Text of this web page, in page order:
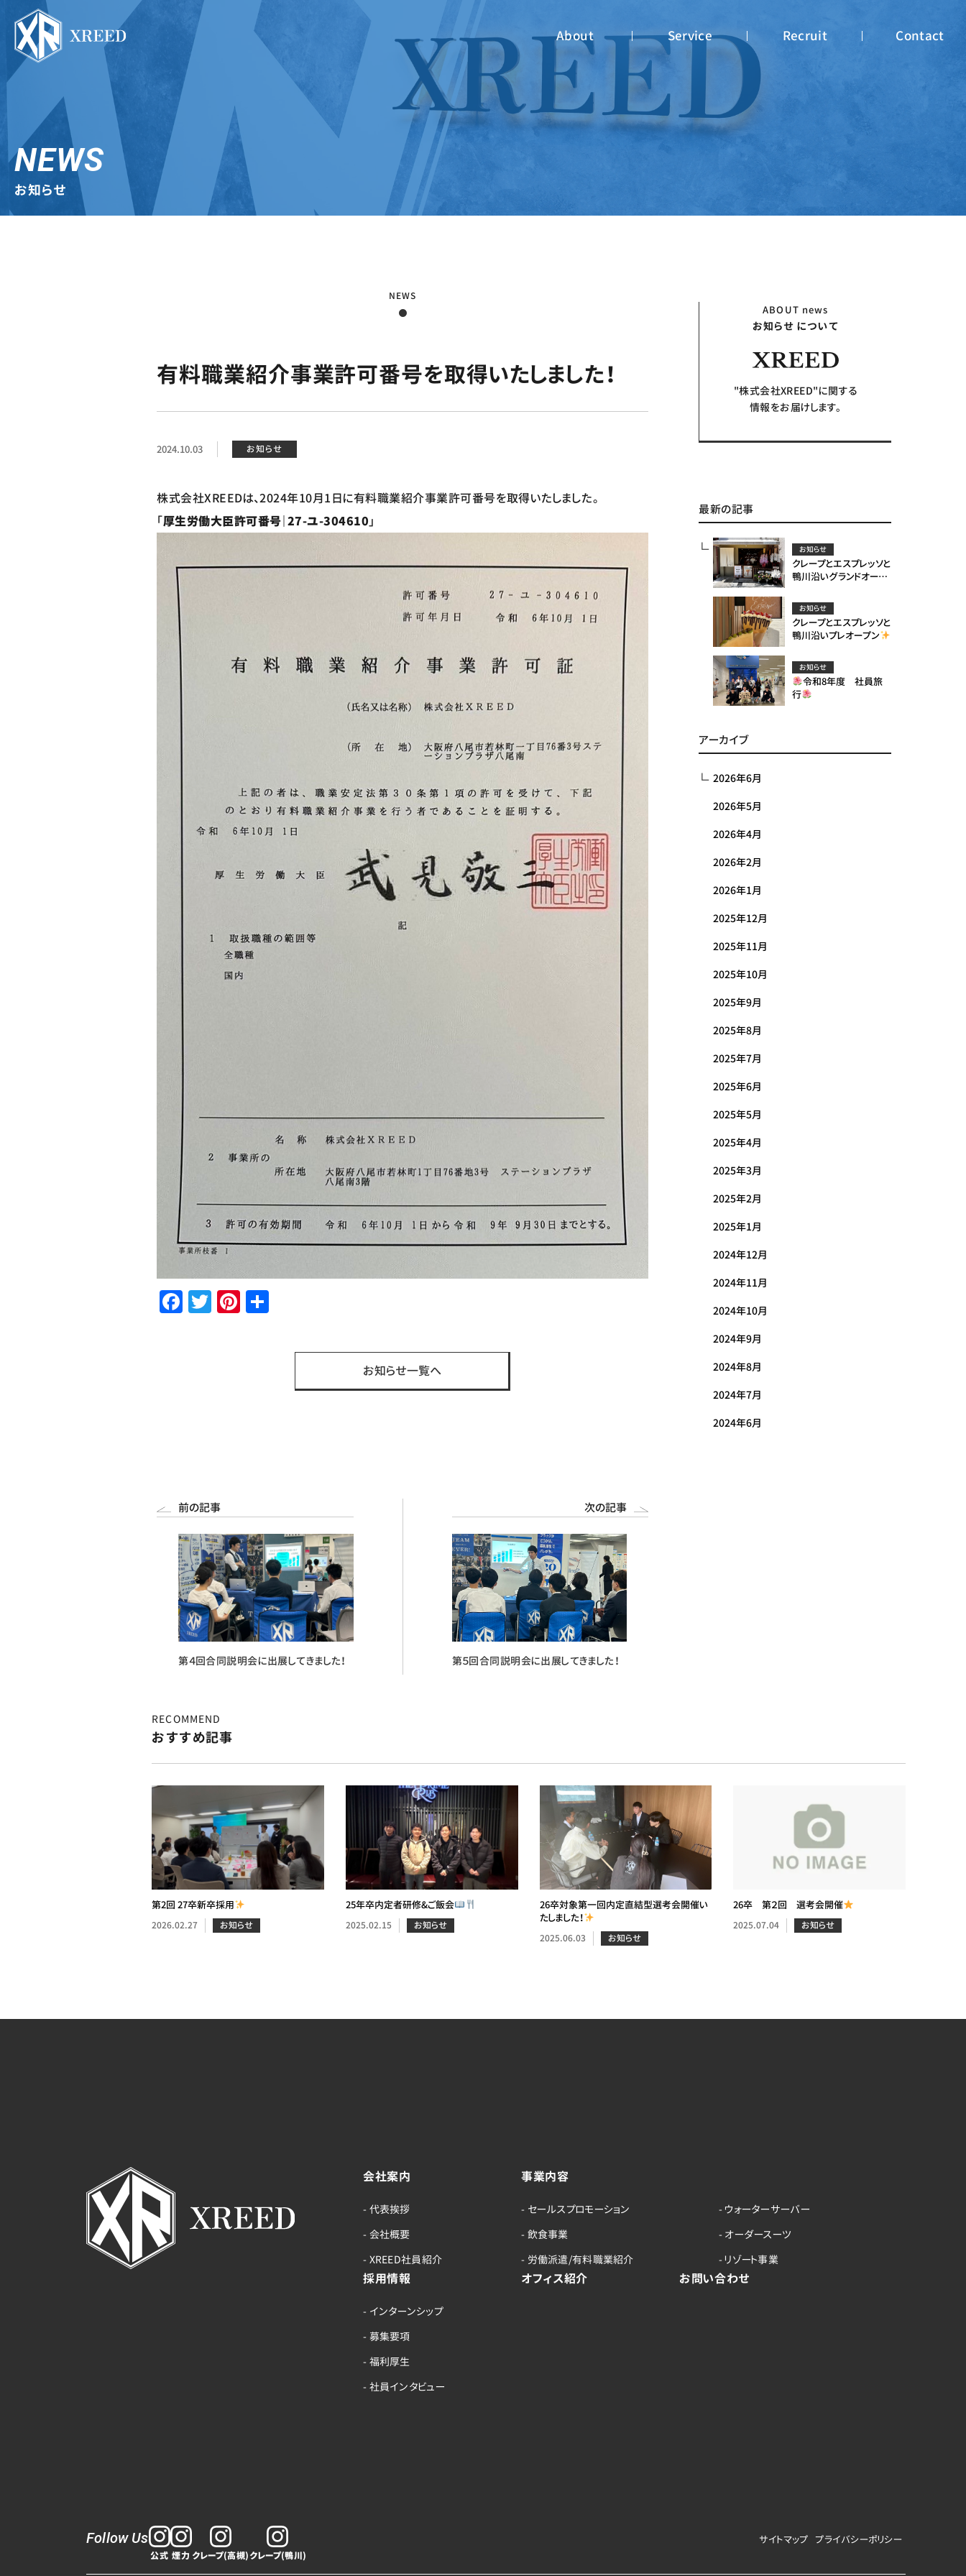
About Service Recruit Contact
NEWS
お知らせ
有料職業紹介事業許可番号を取得いたしました！
NEWS
2024.10.03 お知らせ
株式会社XREEDは、2024年10月1日に有料職業紹介事業許可番号を取得いたしました。
「厚生労働大臣許可番号｜27-ユ-304610 」
Facebook
TwitterPinterest
お知らせ一覧へ
前の記事
第４回合同説明会に出展してきました！
次の記事
第５回合同説明会に出展してきました！
ABOUT news
お知らせ について
"株式会社XREED"に関する
情報をお届けします。
最新の記事
お知らせ
クレープとエスプレッソと
鴨川沿いグランドオープ
お知らせ
クレープとエスプレッソと
鴨川沿いプレオープン
お知らせ
令和8年度 社員旅
行
アーカイブ
2026年6月
2026年5月
2026年4月
2026年2月
2026年1月
2025年12月
2025年11月
2025年10月
2025年9月
2025年8月
2025年7月
2025年6月
2025年5月
2025年4月
2025年3月
2025年2月
2025年1月
2024年12月
2024年11月
2024年10月
2024年9月
2024年8月
2024年7月
2024年6月
RECOMMEND
おすすめ記事
第2回 27卒新卒採用
2026.02.27 お知らせ
25年卒内定者研修&ご飯会
2025.02.15 お知らせ
26卒対象第一回内定直結型選考会開催い
たしました！
2025.06.03 お知らせ
26卒 第２回 選考会開催
2025.07.04 お知らせ
会社案内
- 代表挨拶
- 会社概要
- XREED社員紹介
事業内容
- セールスプロモーション
- 飲食事業
- 労働派遣/有料職業紹介
- ウォーターサーバー
- オーダースーツ
- リゾート事業
採用情報
- インターンシップ
- 募集要項
- 福利厚生
- 社員インタビュー
オフィス紹介 お問い合わせ
Follow Us
公式 煙力 クレープ(高槻)クレープ(鴨川)
サイトマップ プライバシーポリシー